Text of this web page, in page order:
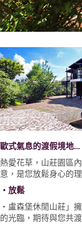
式氣息的渡假境地...
愛花草，山莊園區
，是您放鬆身心的
放鬆
‧盧森堡休閒山莊」
光臨，期待與您共